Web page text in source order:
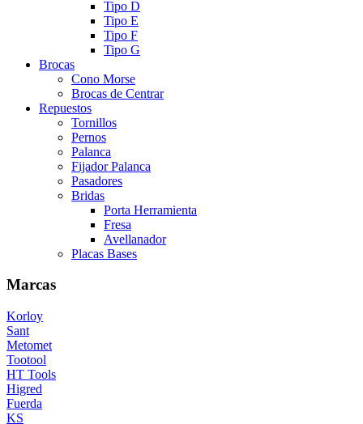
Tipo D
Tipo E
Tipo F
Tipo G
Brocas
Cono Morse
Brocas de Centrar
Repuestos
Tornillos
Pernos
Palanca
Fijador Palanca
Pasadores
Bridas
Porta Herramienta
Fresa
Avellanador
Placas Bases
Marcas
Korloy
Sant
Metomet
Tootool
HT Tools
Higred
Fuerda
KS